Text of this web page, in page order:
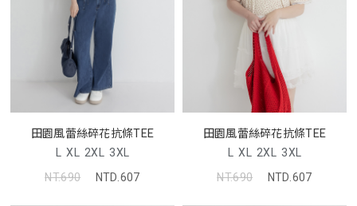
田園風蕾絲碎花抗條TEE
L XL 2XL 3XL
NT.690
NTD.607
田園風蕾絲碎花抗條TEE
L XL 2XL 3XL
NT.690
NTD.607